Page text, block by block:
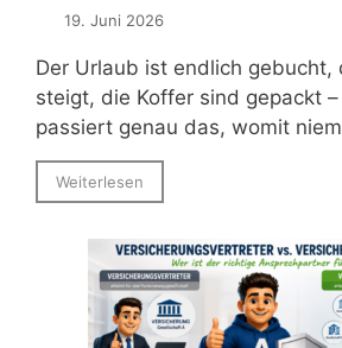
19. Juni 2026
Der Urlaub ist endlich gebucht,
steigt, die Koffer sind gepackt
passiert genau das, womit
Weiterlesen